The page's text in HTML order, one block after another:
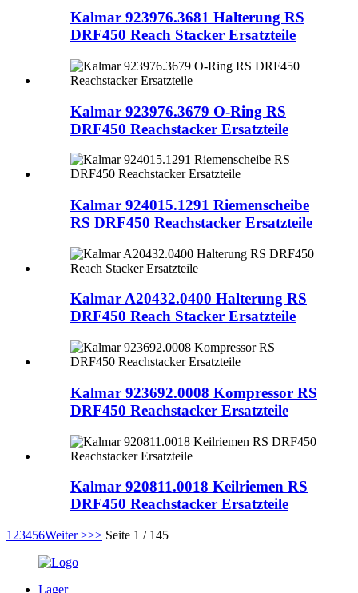
Kalmar 923976.3681 Halterung RS
DRF450 Reach Stacker Ersatzteile
Kalmar 923976.3679 O-Ring RS
DRF450 Reachstacker Ersatzteile
Kalmar 924015.1291 Riemenscheibe
RS DRF450 Reachstacker Ersatzteile
Kalmar A20432.0400 Halterung RS
DRF450 Reach Stacker Ersatzteile
Kalmar 923692.0008 Kompressor RS
DRF450 Reachstacker Ersatzteile
Kalmar 920811.0018 Keilriemen RS
DRF450 Reachstacker Ersatzteile
1 23456Weiter >>> Seite 1 / 145
Lager